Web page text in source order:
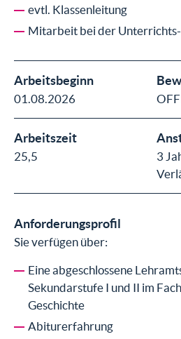
evtl. Klassenleitung
Mitarbeit bei der
Arbeitsbeginn
01.08.2026
Arbeitszeit
25,5
3
Anforderungsprofil
Sie verfügen über:
Eine abgeschlossene
Sekundarstufe I und II im
Geschichte
Abiturerfahrung